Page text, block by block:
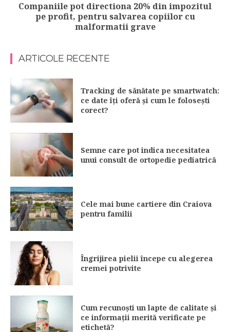
Companiile pot directiona 20% din impozitul
pe profit, pentru salvarea copiilor cu
malformatii grave
ARTICOLE RECENTE
Tracking de sănătate pe smartwatch:
ce date îți oferă și cum le folosești
corect?
Semne care pot indica necesitatea
unui consult de ortopedie pediatrică
Cele mai bune cartiere din Craiova
pentru familii
Îngrijirea pielii începe cu alegerea
cremei potrivite
Cum recunoști un lapte de calitate și
ce informații merită verificate pe
etichetă?